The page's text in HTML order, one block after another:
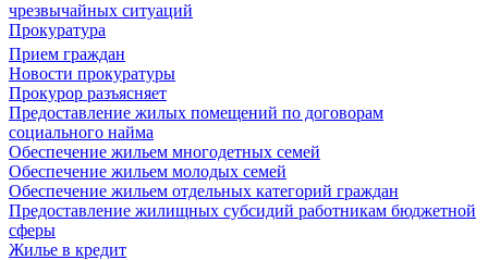
чрезвычайных ситуаций
Прокуратура
Прием граждан
Новости прокуратуры
Прокурор разъясняет
Предоставление жилых помещений по договорам
социального найма
Обеспечение жильем многодетных семей
Обеспечение жильем молодых семей
Обеспечение жильем отдельных категорий граждан
Предоставление жилищных субсидий работникам бюджетной
сферы
Жилье в кредит